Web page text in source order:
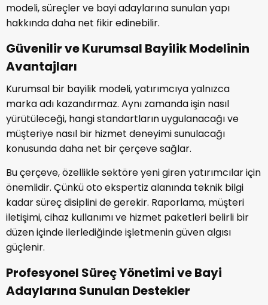
modeli, süreçler ve bayi adaylarına sunulan yapı
hakkında daha net fikir edinebilir.
Güvenilir ve Kurumsal Bayilik Modelinin
Avantajları
Kurumsal bir bayilik modeli, yatırımcıya yalnızca
marka adı kazandırmaz. Aynı zamanda işin nasıl
yürütüleceği, hangi standartların uygulanacağı ve
müşteriye nasıl bir hizmet deneyimi sunulacağı
konusunda daha net bir çerçeve sağlar.
Bu çerçeve, özellikle sektöre yeni giren yatırımcılar için
önemlidir. Çünkü oto ekspertiz alanında teknik bilgi
kadar süreç disiplini de gerekir. Raporlama, müşteri
iletişimi, cihaz kullanımı ve hizmet paketleri belirli bir
düzen içinde ilerlediğinde işletmenin güven algısı
güçlenir.
Profesyonel Süreç Yönetimi ve Bayi
Adaylarına Sunulan Destekler